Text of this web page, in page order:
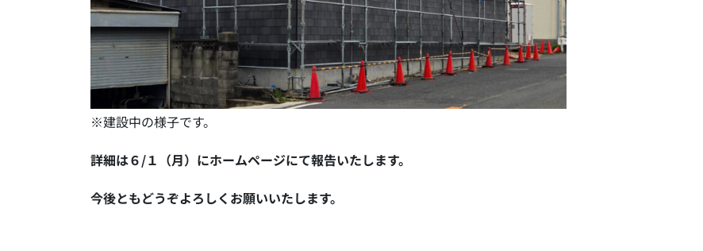
※建設中の様子です。
詳細は６/１（月）にホームページにて報告いたします。
今後ともどうぞよろしくお願いいたします。